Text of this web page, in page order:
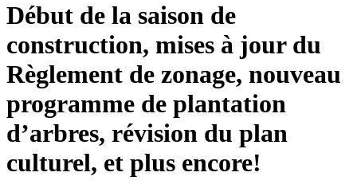
Début de la saison de
construction, mises à jour du
Règlement de zonage, nouveau
programme de plantation
d’arbres, révision du plan
culturel, et plus encore!